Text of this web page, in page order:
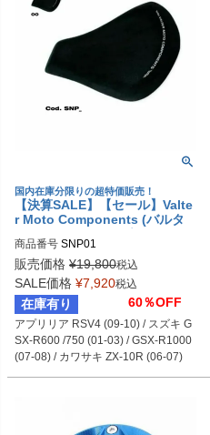
国内在庫分限りの超特価販売！
【決算SALE】【セール】Valte
r Moto Components (バルタ
ーム アプリリア / スズキ / カワ
サキ
商品番号 SNP01
販売価格 ¥19,800税込
SALE価格 ¥7,920税込
在庫有り 60％OFF
アプリリア RSV4 (09-10) / スズキ G
SX-R600 /750 (01-03) / GSX-R1000